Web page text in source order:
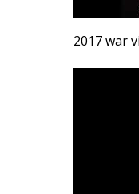
2017 war